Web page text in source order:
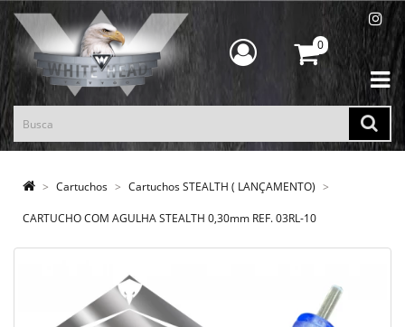
0
Cartuchos Cartuchos STEALTH ( LANÇAMENTO)
CARTUCHO COM AGULHA STEALTH 0,30mm REF. 03RL-10